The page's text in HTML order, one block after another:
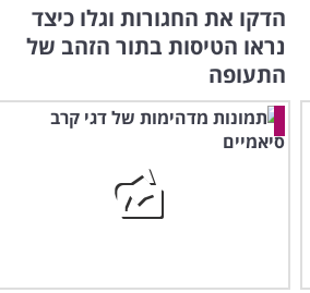
הדקו את החגורות וגלו כיצד
נראו הטיסות בתור הזהב של
התעופה